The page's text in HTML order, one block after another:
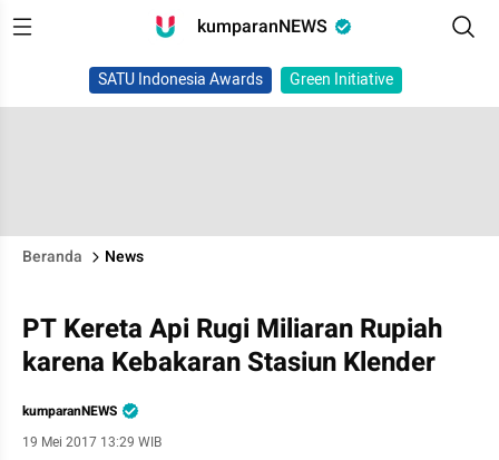
kumparanNEWS
SATU Indonesia Awards Green Initiative
Beranda News
PT Kereta Api Rugi Miliaran Rupiah
karena Kebakaran Stasiun Klender
kumparanNEWS
19 Mei 2017 13:29 WIB